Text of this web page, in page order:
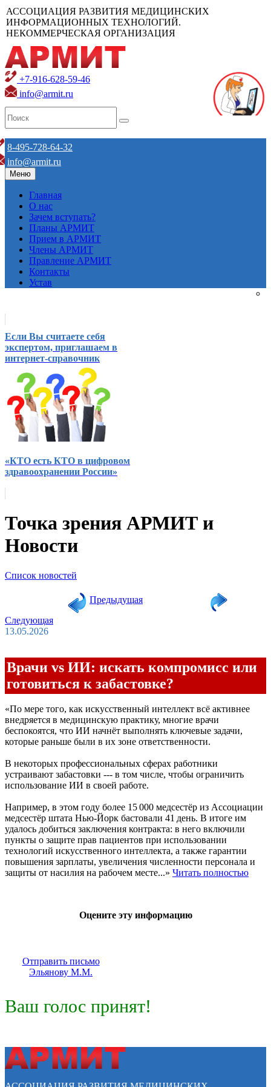
АССОЦИАЦИЯ РАЗВИТИЯ МЕДИЦИНСКИХ
ИНФОРМАЦИОННЫХ ТЕХНОЛОГИЙ.
НЕКОММЕРЧЕСКАЯ ОРГАНИЗАЦИЯ
+7-916-628-59-46
info@armit.ru
8-495-728-64-32
info@armit.ru
Меню
Главная
О нас
Зачем вступать?
Планы АРМИТ
Прием в АРМИТ
Члены АРМИТ
Правление АРМИТ
Контакты
Устав
Если Вы считаете себя
экспертом, приглашаем в
интернет-справочник
«КТО есть КТО в цифровом
здравоохранении России»
Точка зрения АРМИТ и
Новости
Список новостей
Предыдущая
Следующая
13.05.2026
Врачи vs ИИ: искать компромисс или
готовиться к забастовке?
«По мере того, как искусственный интеллект всё активнее
внедряется в медицинскую практику, многие врачи
беспокоятся, что ИИ начнёт выполнять ключевые задачи,
которые раньше были в их зоне ответственности.
В некоторых профессиональных сферах работники
устраивают забастовки --- в том числе, чтобы ограничить
использование ИИ в своей работе.
Например, в этом году более 15 000 медсестёр из Ассоциации
медсестёр штата Нью‑Йорк бастовали 41 день. В итоге им
удалось добиться заключения контракта: в него включили
пункты о защите прав пациентов при использовании
технологий искусственного интеллекта, а также гарантии
повышения зарплаты, увеличения численности персонала и
защиты от насилия на рабочем месте...» Читать полностью
Оцените эту информацию
Отправить письмо
Эльянову М.М.
Ваш голос принят!